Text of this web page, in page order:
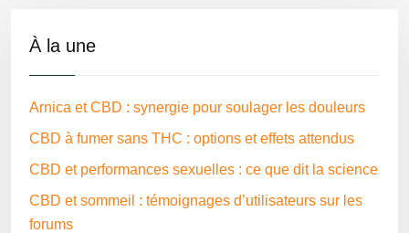
À la une
Arnica et CBD : synergie pour soulager les douleurs
CBD à fumer sans THC : options et effets attendus
CBD et performances sexuelles : ce que dit la science
CBD et sommeil : témoignages d’utilisateurs sur les
forums